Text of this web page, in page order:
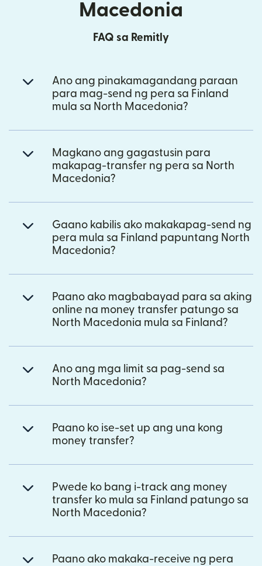
Macedonia
FAQ sa Remitly
Ano ang pinakamagandang paraan
para mag-send ng pera sa Finland
mula sa North Macedonia?
Magkano ang gagastusin para
makapag-transfer ng pera sa North
Macedonia?
Gaano kabilis ako makakapag-send ng
pera mula sa Finland papuntang North
Macedonia?
Paano ako magbabayad para sa aking
online na money transfer patungo sa
North Macedonia mula sa Finland?
Ano ang mga limit sa pag-send sa
North Macedonia?
Paano ko ise-set up ang una kong
money transfer?
Pwede ko bang i-track ang money
transfer ko mula sa Finland patungo sa
North Macedonia?
Paano ako makaka-receive ng pera